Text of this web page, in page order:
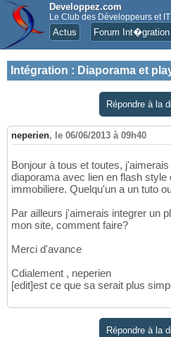
Developpez.com
Le Club des Développeurs et
Actus Forum Int�gration
Intégration : Diaporama et
Répondre à la
neperien, le 06/06/2013 à 09h40
Bonjour à tous et toutes,
diaporama avec lien en flash style
immobiliere. Quelqu'un a un tuto
Par ailleurs j'aimerais integrer un
mon site, comment faire?
Merci d'avance
Cdialement , neperien
[edit]est ce que sa serait plus
Répondre à la